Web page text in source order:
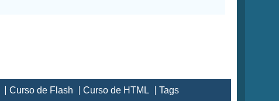
Curso de Flash Curso de HTML Tags